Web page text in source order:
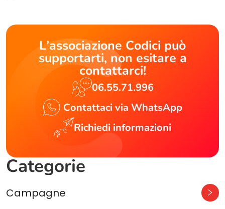
L’associazione Codici può
supportarti, non esitare a
contattarci!
06.55.71.996
Contattaci via WhatsApp
Richiedi informazioni
Categorie
Campagne